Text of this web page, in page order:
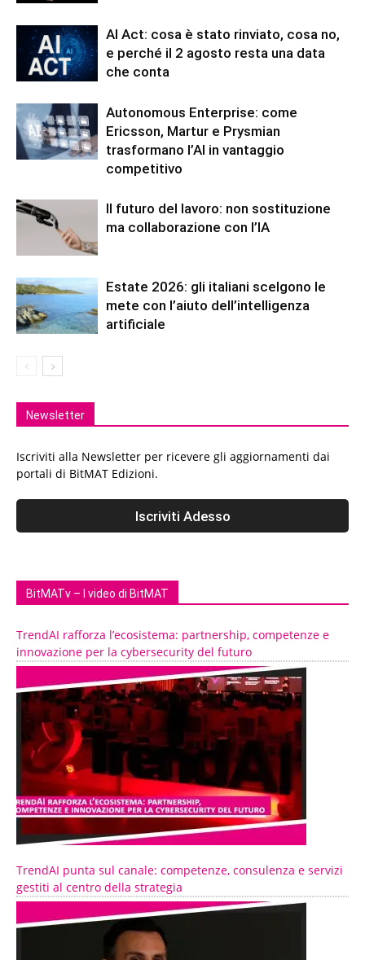
AI Act: cosa è stato rinviato, cosa no,
e perché il 2 agosto resta una data
che conta
Autonomous Enterprise: come
Ericsson, Martur e Prysmian
trasformano l’AI in vantaggio
competitivo
Il futuro del lavoro: non sostituzione
ma collaborazione con l’IA
Estate 2026: gli italiani scelgono le
mete con l’aiuto dell’intelligenza
artificiale
Newsletter
Iscriviti alla Newsletter per ricevere gli aggiornamenti dai
portali di BitMAT Edizioni.
BitMATv – I video di BitMAT
TrendAI rafforza l’ecosistema: partnership, competenze e
innovazione per la cybersecurity del futuro
TrendAI punta sul canale: competenze, consulenza e servizi
gestiti al centro della strategia